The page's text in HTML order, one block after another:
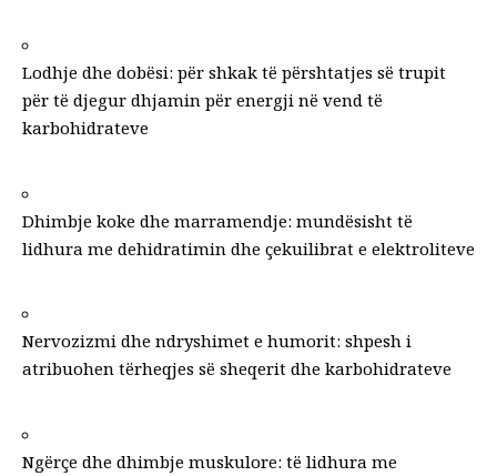
Lodhje dhe dobësi: për shkak të përshtatjes së trupit
për të djegur dhjamin për energji në vend të
karbohidrateve
Dhimbje koke dhe marramendje: mundësisht të
lidhura me dehidratimin dhe çekuilibrat e elektroliteve
Nervozizmi dhe ndryshimet e humorit: shpesh i
atribuohen tërheqjes së sheqerit dhe karbohidrateve
Ngërçe dhe dhimbje muskulore: të lidhura me